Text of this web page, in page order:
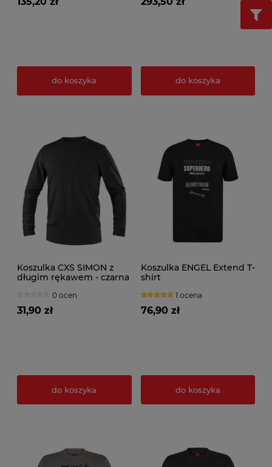
do koszyka do koszyka
Koszulka CXS SIMON z
długim rękawem - czarna
0 ocen
31,90 zł
do koszyka
Koszulka ENGEL Extend T-
shirt
1 ocena
76,90 zł
do koszyka